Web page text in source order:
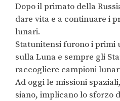
Dopo il primato della
dare vita e a continuare i
lunari.
Statunitensi furono i primi
sulla Luna e sempre gli
raccogliere campioni
Ad oggi le missioni
siano, implicano lo sforzo